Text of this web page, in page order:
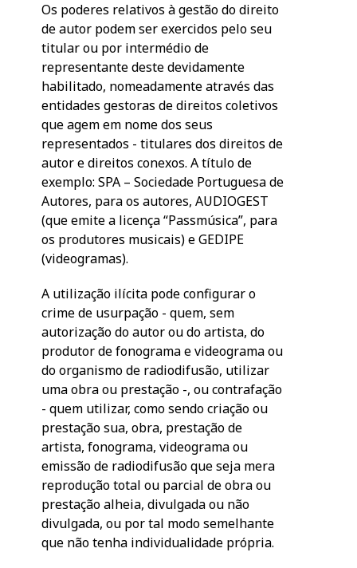
Os poderes relativos à gestão do direito
de autor podem ser exercidos pelo seu
titular ou por intermédio de
representante deste devidamente
habilitado, nomeadamente através das
entidades gestoras de direitos coletivos
que agem em nome dos seus
representados - titulares dos direitos de
autor e direitos conexos. A título de
exemplo: SPA – Sociedade Portuguesa de
Autores, para os autores, AUDIOGEST
(que emite a licença “Passmúsica”, para
os produtores musicais) e GEDIPE
(videogramas).
A utilização ilícita pode configurar o
crime de usurpação - quem, sem
autorização do autor ou do artista, do
produtor de fonograma e videograma ou
do organismo de radiodifusão, utilizar
uma obra ou prestação -, ou contrafação
- quem utilizar, como sendo criação ou
prestação sua, obra, prestação de
artista, fonograma, videograma ou
emissão de radiodifusão que seja mera
reprodução total ou parcial de obra ou
prestação alheia, divulgada ou não
divulgada, ou por tal modo semelhante
que não tenha individualidade própria.